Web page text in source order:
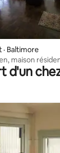
sur 5, 6
Baltimore
maison
entier
d'un